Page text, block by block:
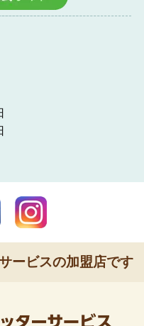
ービスの加盟店です